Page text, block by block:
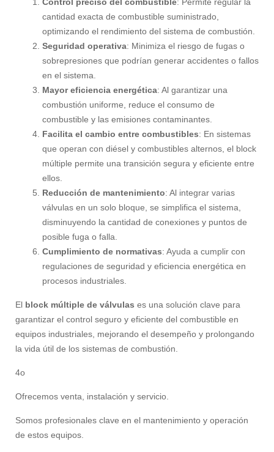
cantidad exacta de combustible suministrado,
optimizando el rendimiento del sistema de combustión.
Seguridad operativa: Minimiza el riesgo de fugas o
sobrepresiones que podrían generar accidentes o fallos
en el sistema.
Mayor eficiencia energética: Al garantizar una
combustión uniforme, reduce el consumo de
combustible y las emisiones contaminantes.
Facilita el cambio entre combustibles: En sistemas
que operan con diésel y combustibles alternos, el block
múltiple permite una transición segura y eficiente entre
ellos.
Reducción de mantenimiento: Al integrar varias
válvulas en un solo bloque, se simplifica el sistema,
disminuyendo la cantidad de conexiones y puntos de
posible fuga o falla.
Cumplimiento de normativas: Ayuda a cumplir con
regulaciones de seguridad y eficiencia energética en
procesos industriales.
El block múltiple de válvulas es una solución clave para
garantizar el control seguro y eficiente del combustible en
equipos industriales, mejorando el desempeño y prolongando
la vida útil de los sistemas de combustión.
4o
Ofrecemos venta, instalación y servicio.
Somos profesionales clave en el mantenimiento y operación
de estos equipos.